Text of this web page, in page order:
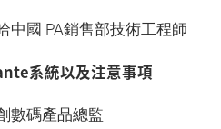
中國 PA銷售部技術工程師
系統以及注意事項
數碼產品總監